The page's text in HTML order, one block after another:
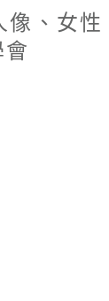
像、女